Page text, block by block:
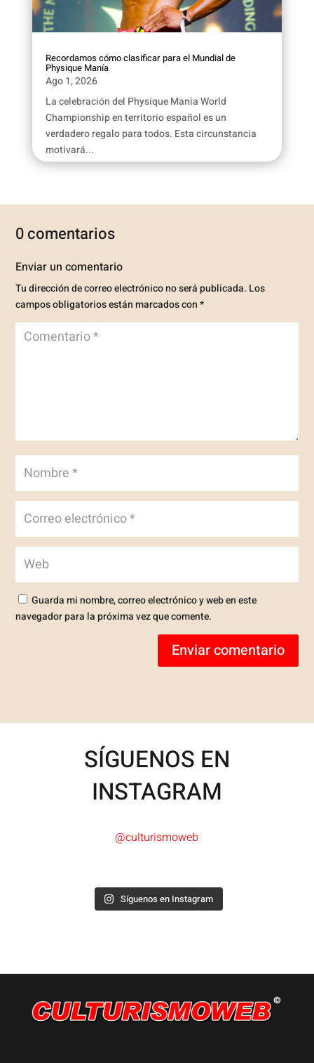
Recordamos cómo clasificar para el Mundial de
Physique Manía
Ago 1, 2026
La celebración del Physique Mania World
Championship en territorio español es un
verdadero regalo para todos. Esta circunstancia
motivará...
0 comentarios
Enviar un comentario
Tu dirección de correo electrónico no será publicada. Los
campos obligatorios están marcados con*
Guarda mi nombre, correo electrónico y web en este
navegador para la próxima vez que comente.
Enviar comentario
SÍGUENOS EN
INSTAGRAM
@culturismoweb
Síguenos en Instagram